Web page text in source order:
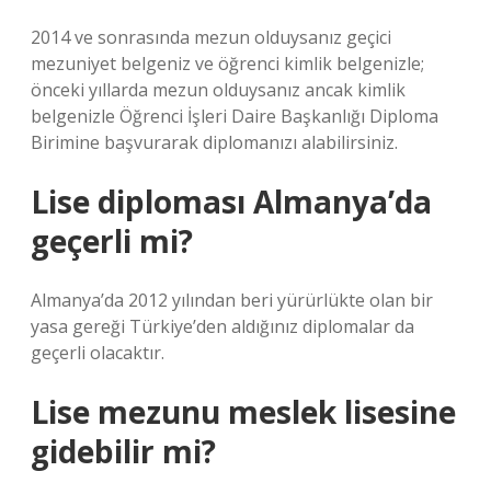
2014 ve sonrasında mezun olduysanız geçici
mezuniyet belgeniz ve öğrenci kimlik belgenizle;
önceki yıllarda mezun olduysanız ancak kimlik
belgenizle Öğrenci İşleri Daire Başkanlığı Diploma
Birimine başvurarak diplomanızı alabilirsiniz.
Lise diploması Almanya’da
geçerli mi?
Almanya’da 2012 yılından beri yürürlükte olan bir
yasa gereği Türkiye’den aldığınız diplomalar da
geçerli olacaktır.
Lise mezunu meslek lisesine
gidebilir mi?